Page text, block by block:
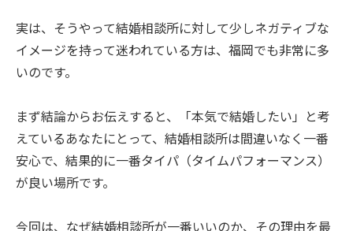
実は、そうやって結婚相談所に対して少しネガティブな
イメージを持って迷われている方は、福岡でも非常に多
いのです。
まず結論からお伝えすると、「本気で結婚したい」と考
えているあなたにとって、結婚相談所は間違いなく一番
安心で、結果的に一番タイパ（タイムパフォーマンス）
が良い場所です。
今回は、なぜ結婚相談所が一番いいのか、その理由を最